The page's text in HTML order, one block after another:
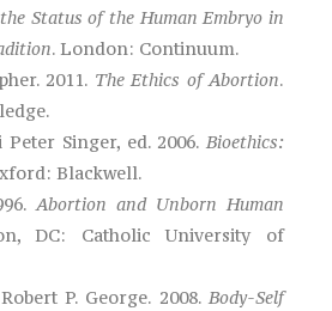
Status of the Human Embryo in
. London: Continuum.
2011. The Ethics of Abortion.
Peter Singer, ed. 2006. Bioethics:
Blackwell.
Abortion and Unborn Human
DC: Catholic University of
P. George. 2008. Body-Self